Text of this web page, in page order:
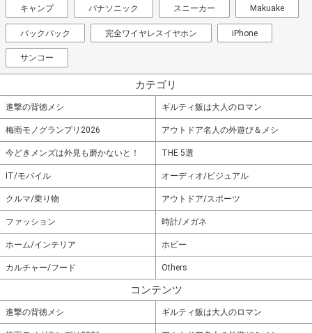
キャンプ パナソニック スニーカー Makuake
バックパック 完全ワイヤレスイヤホン iPhone
サンコー
カテゴリ
進撃の背徳メシ ギルティ飯は大人のロマン
梅雨モノグランプリ2026 アウトドア名人の外遊び＆メシ
今どきメンズは外見も磨かないと！ THE 5選
IT/モバイル オーディオ/ビジュアル
クルマ/乗り物 アウトドア/スポーツ
ファッション 時計/メガネ
ホーム/インテリア ホビー
カルチャー/フード Others
コンテンツ
進撃の背徳メシ ギルティ飯は大人のロマン